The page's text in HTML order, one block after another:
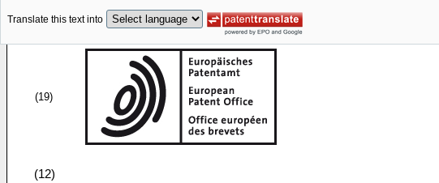
Translate this text into
(19)
(12)